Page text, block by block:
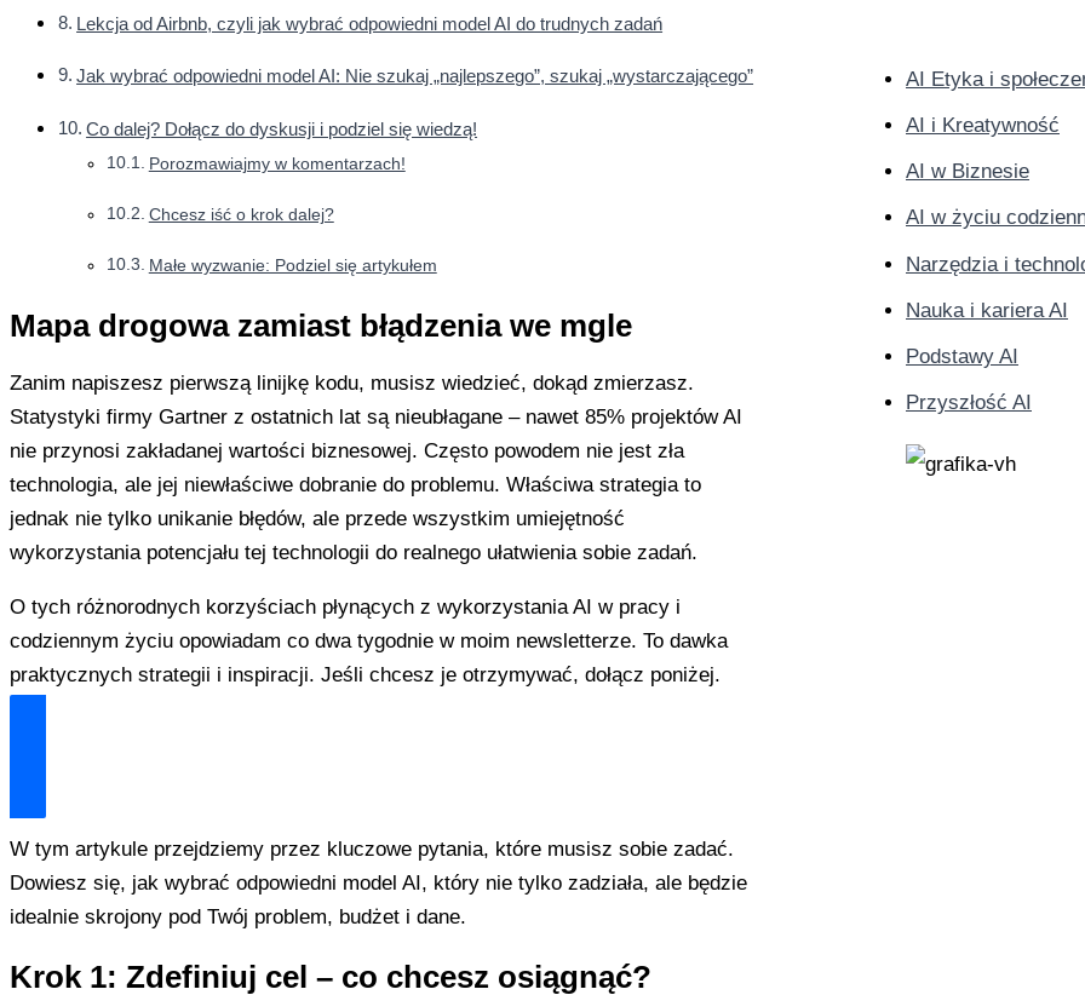
Lekcja od Airbnb, czyli jak wybrać odpowiedni model AI do trudnych zadań
Jak wybrać odpowiedni model AI: Nie szukaj „najlepszego”, szukaj „wystarczającego”
Co dalej? Dołącz do dyskusji i podziel się wiedzą!
Porozmawiajmy w komentarzach!
Chcesz iść o krok dalej?
Małe wyzwanie: Podziel się artykułem
Mapa drogowa zamiast błądzenia we mgle
Zanim napiszesz pierwszą linijkę kodu, musisz wiedzieć, dokąd zmierzasz.
Statystyki firmy Gartner z ostatnich lat są nieubłagane – nawet 85% projektów AI
nie przynosi zakładanej wartości biznesowej. Często powodem nie jest zła
technologia, ale jej niewłaściwe dobranie do problemu. Właściwa strategia to
jednak nie tylko unikanie błędów, ale przede wszystkim umiejętność
wykorzystania potencjału tej technologii do realnego ułatwienia sobie zadań.
O tych różnorodnych korzyściach płynących z wykorzystania AI w pracy i
codziennym życiu opowiadam co dwa tygodnie w moim newsletterze. To dawka
praktycznych strategii i inspiracji. Jeśli chcesz je otrzymywać, dołącz poniżej.
W tym artykule przejdziemy przez kluczowe pytania, które musisz sobie zadać.
Dowiesz się, jak wybrać odpowiedni model AI, który nie tylko zadziała, ale będzie
idealnie skrojony pod Twój problem, budżet i dane.
Krok 1: Zdefiniuj cel – co chcesz osiągnąć?
AI Etyka i
AI i Kreatywność
AI w Biznesie
AI w życiu
Narzędzia i
Nauka i kariera AI
Podstawy AI
Przyszłość AI